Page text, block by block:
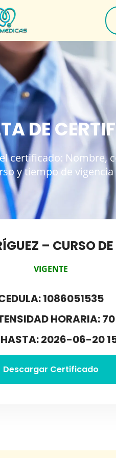
DE
certificado: Nombre,
y tiempo de vigencia
– CURSO
VIGENTE
1086051535
HORARIA: 70
HASTA: 2026-06-20
Descargar Certificado